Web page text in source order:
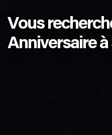
Vous
Anniversaire à